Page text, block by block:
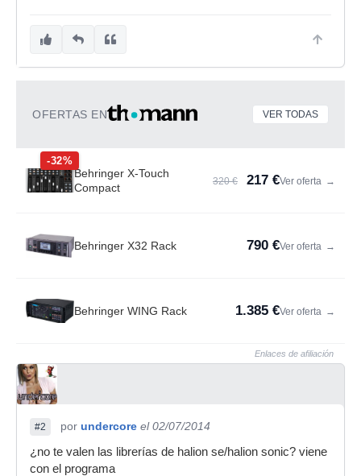
OFERTAS EN VER TODAS
-32%
Behringer X-Touch
Compact
320 € 217 €Ver oferta →
Behringer X32 Rack 790 €Ver oferta →
Behringer WING Rack 1.385 €Ver oferta →
Enlaces de afiliación
#2 por undercore el 02/07/2014
¿no te valen las librerías de halion se/halion sonic? viene
con el programa